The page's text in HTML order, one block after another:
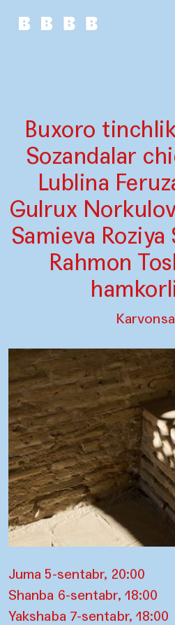
Buxoro
Sozandalar
Lublina
Gulrux
Samieva
Rahmon
Juma 5-sentabr, 20:00
Shanba 6-sentabr, 18:00
Yakshaba 7-sentabr, 18:00